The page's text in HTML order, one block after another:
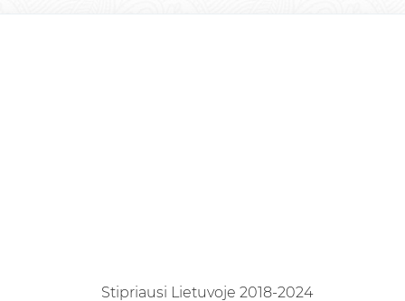
Stipriausi Lietuvoje 2018-2024